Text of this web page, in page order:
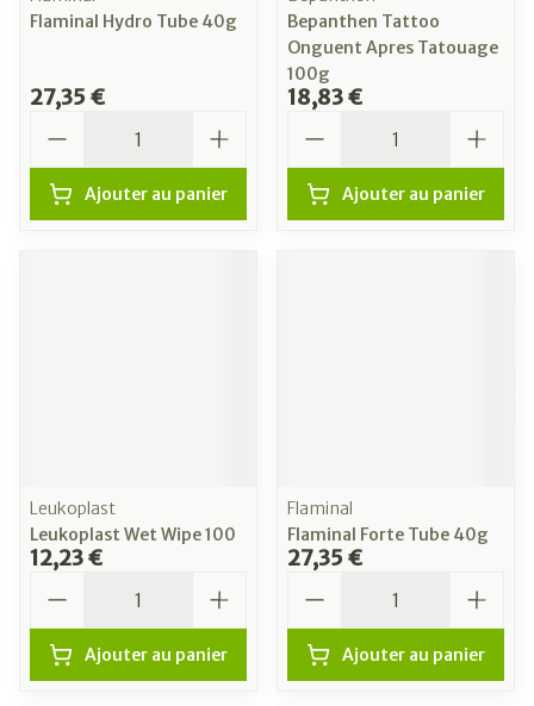
Flaminal Hydro Tube 40g
27,35 €
Ajouter au panier
Bepanthen Tattoo
Onguent Apres Tatouage
100g
18,83 €
Ajouter au panier
Leukoplast
Leukoplast Wet Wipe 100
12,23 €
Ajouter au panier
Flaminal
Flaminal Forte Tube 40g
27,35 €
Ajouter au panier